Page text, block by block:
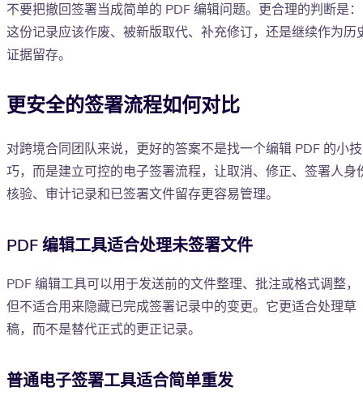
不要把撤回签署当成简单的 PDF 编辑问题。更合理的判断是：
这份记录应该作废、被新版取代、补充修订，还是继续作为历
证据留存。
更安全的签署流程如何对比
对跨境合同团队来说，更好的答案不是找一个编辑 PDF 的小技
巧，而是建立可控的电子签署流程，让取消、修正、签署人身
核验、审计记录和已签署文件留存更容易管理。
PDF 编辑工具适合处理未签署文件
PDF 编辑工具可以用于发送前的文件整理、批注或格式调整，
但不适合用来隐藏已完成签署记录中的变更。它更适合处理草
稿，而不是替代正式的更正记录。
普通电子签署工具适合简单重发